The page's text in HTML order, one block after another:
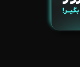
از جملات